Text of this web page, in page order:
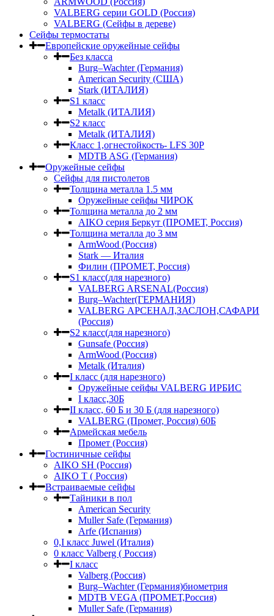
VALBERG серии GOLD (Россия)
VALBERG (Сейфы в дереве)
Сейфы термостаты
Европейские оружейные сейфы
Без класса
Burg–Wachter (Германия)
American Security (США)
Stark (ИТАЛИЯ)
S1 класс
Metalk (ИТАЛИЯ)
S2 класс
Metalk (ИТАЛИЯ)
Класс 1,огнестойкость- LFS 30P
MDTB ASG (Германия)
Оружейные сейфы
Сейфы для пистолетов
Толщина металла 1.5 мм
Оружейные сейфы ЧИРОК
Толщина металла до 2 мм
AIKO серия Беркут (ПРОМЕТ, Россия)
Толщина металла до 3 мм
ArmWood (Россия)
Stark — Италия
Филин (ПРОМЕТ, Россия)
S1 класс(для нарезного)
VALBERG ARSENAL(Россия)
Burg–Wachter(ГЕРМАНИЯ)
VALBERG АРСЕНАЛ,ЗАСЛОН,САФАРИ
(Россия)
S2 класс(для нарезного)
Gunsafe (Россия)
ArmWood (Россия)
Metalk (Италия)
I класс (для нарезного)
Оружейные сейфы VALBERG ИРБИС
I класс,30Б
II класс, 60 Б и 30 Б (для нарезного)
VALBERG (Промет, Россия) 60Б
Армейская мебель
Промет (Россия)
Гостиничные сейфы
AIKO SH (Россия)
AIKO Т ( Россия)
Встраиваемые сейфы
Тайники в пол
American Security
Muller Safe (Германия)
Arfe (Испания)
0,I класс Juwel (Италия)
0 класс Valberg ( Россия)
I класс
Valberg (Россия)
Burg–Wachter (Германия)биометрия
MDTB VEGA (ПРОМЕТ,Россия)
Muller Safe (Германия)